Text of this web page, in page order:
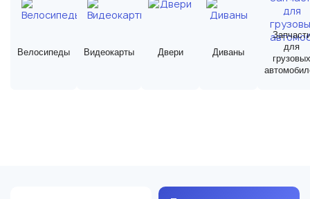
Велосипеды Видеокарты Двери Диваны
для
грузовых